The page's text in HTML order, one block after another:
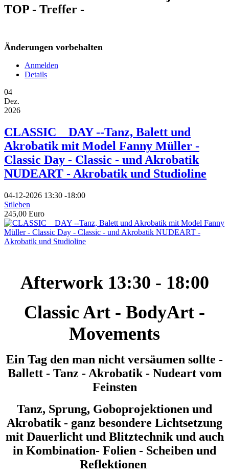
TOP - Treffer -
Änderungen vorbehalten
Anmelden
Details
04
Dez.
2026
CLASSIC _ DAY --Tanz, Balett und
Akrobatik mit Model Fanny Müller -
Classic Day - Classic - und Akrobatik
NUDEART - Akrobatik und Studioline
04-12-2026 13:30 -18:00
Stileben
245,00 Euro
Afterwork 13:30 - 18:00
Classic Art - BodyArt -
Movements
Ein Tag den man nicht versäumen sollte -
Ballett - Tanz - Akrobatik - Nudeart vom
Feinsten
Tanz, Sprung, Goboprojektionen und
Akrobatik - ganz besondere Lichtsetzung
mit Dauerlicht und Blitztechnik und auch
in Kombination- Folien - Scheiben und
Reflektionen